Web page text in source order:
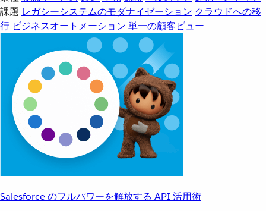
課題 レガシーシステムのモダナイゼーション クラウドへの移
行 ビジネスオートメーション 単一の顧客ビュー
Salesforce のフルパワーを解放する API 活用術